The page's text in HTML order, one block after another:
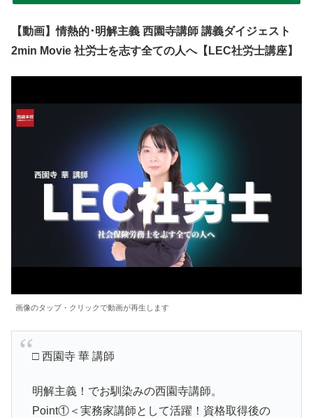
【動画】情熱的･明解主義 西園寺講師 講義ダイジェスト
2min Movie 社労士を志す全ての人へ【LEC社労士講座】
画像のタップ・クリックで動画が再生します
□ 西園寺 華 講師
明解主義！でお馴染みの西園寺講師。
Point①＜実務家講師として活躍！資格取得後の